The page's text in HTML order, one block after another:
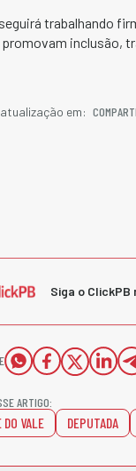
trabalhando
inclusão,
em:
Siga o
ARTIGO:
VALE DEPUTADA